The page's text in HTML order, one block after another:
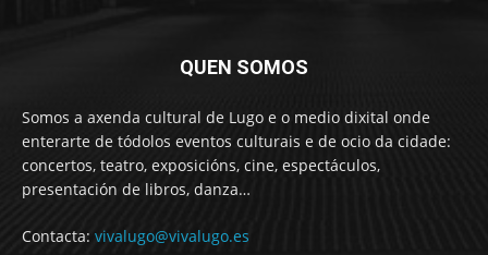
QUEN SOMOS
Somos a axenda cultural de Lugo e o medio dixital onde
enterarte de tódolos eventos culturais e de ocio da cidade:
concertos, teatro, exposicións, cine, espectáculos,
presentación de libros, danza…
Contacta: vivalugo@vivalugo.es